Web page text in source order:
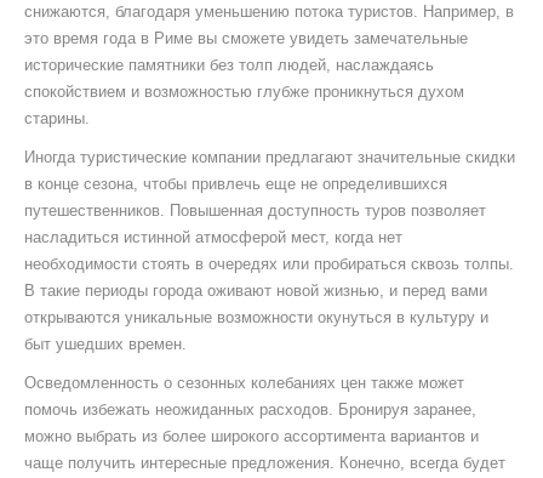
снижаются, благодаря уменьшению потока туристов. Например, в
это время года в Риме вы сможете увидеть замечательные
исторические памятники без толп людей, наслаждаясь
спокойствием и возможностью глубже проникнуться духом
старины.
Иногда туристические компании предлагают значительные скидки
в конце сезона, чтобы привлечь еще не определившихся
путешественников. Повышенная доступность туров позволяет
насладиться истинной атмосферой мест, когда нет
необходимости стоять в очередях или пробираться сквозь толпы.
В такие периоды города оживают новой жизнью, и перед вами
открываются уникальные возможности окунуться в культуру и
быт ушедших времен.
Осведомленность о сезонных колебаниях цен также может
помочь избежать неожиданных расходов. Бронируя заранее,
можно выбрать из более широкого ассортимента вариантов и
чаще получить интересные предложения. Конечно, всегда будет